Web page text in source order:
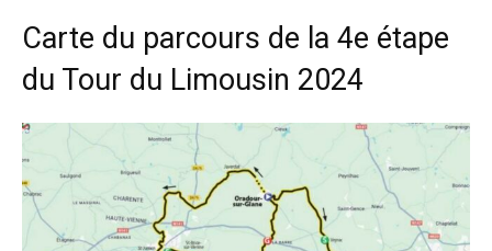
Carte du parcours de la 4e étape
du Tour du Limousin 2024